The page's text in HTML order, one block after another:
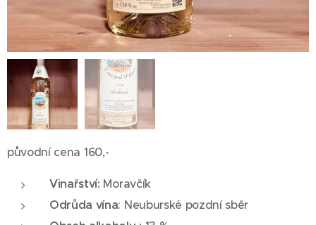
původní cena 160,-
Vinařství: Moravčík
Odrůda vína: Neuburské pozdní sběr